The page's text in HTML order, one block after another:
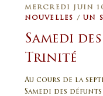
MERCREDI JUIN
NOUVELLES
/UN
Samedi
Trinité
Au cours de la
Samedi des